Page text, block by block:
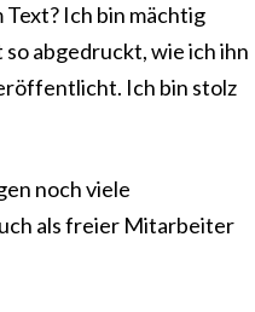
Ich bin mächtig
abgedruckt, wie ich ihn
Ich bin stolz
noch viele
als freier Mitarbeiter